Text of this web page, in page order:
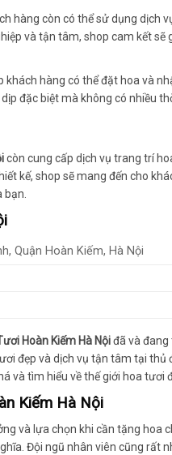
hàng còn có thể sử dụng dịch
và tận tâm, shop cam kết
hàng có thể đặt hoa và
đặc biệt mà không có nhiều
còn cung cấp dịch vụ trang trí
kế, shop sẽ mang đến cho
Quận Hoàn Kiếm, Hà Nội
Hoàn Kiếm Hà Nộiđã và
đẹp và dịch vụ tận tâm tại thủ
và tìm hiểu về thế giới hoa tươi
Kiếm Hà Nội
và lựa chọn khi cần tặng hoa
Đội ngũ nhân viên cũng rất